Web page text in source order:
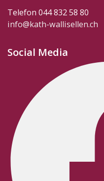
Telefon 044 832 58 80
info@kath-wallisellen.ch
Social Media